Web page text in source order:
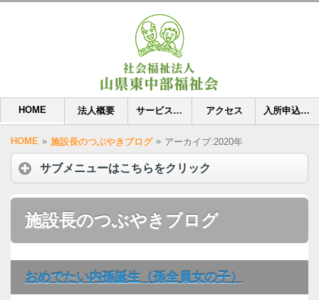
HOME 法人概要 サービス内容 アクセス 入所申込用紙
HOME » 施設長のつぶやきブログ » アーカイブ:2020年
サブメニューはこちらをクリック
施設長のつぶやきブログ
おめでたい内孫誕生（孫全員女の子）